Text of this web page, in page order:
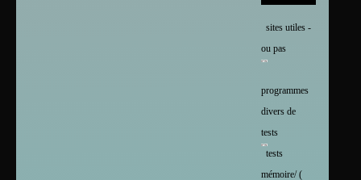
sites utiles -
ou pas
programmes
divers de
tests
tests
mémoire/ (